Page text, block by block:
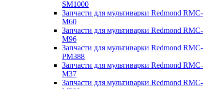
SM1000
Запчасти для мультиварки Redmond RMC-
M60
Запчасти для мультиварки Redmond RMC-
M96
Запчасти для мультиварки Redmond RMC-
PM388
Запчасти для мультиварки Redmond RMC-
M37
Запчасти для мультиварки Redmond RMC-